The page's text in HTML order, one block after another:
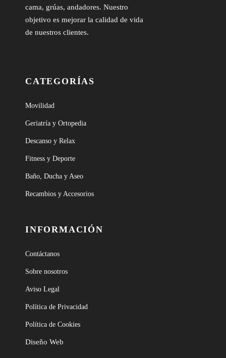
cama, grúas, andadores. Nuestro
objetivo es mejorar la calidad de vida
de nuestros clientes.
CATEGORÍAS
Movilidad
Geriatría y Ortopedia
Descanso y Relax
Fitness y Deporte
Baño, Ducha y Aseo
Recambios y Accesorios
INFORMACIÓN
Contáctanos
Sobre nosotros
Aviso Legal
Política de Privacidad
Política de Cookies
Diseño Web